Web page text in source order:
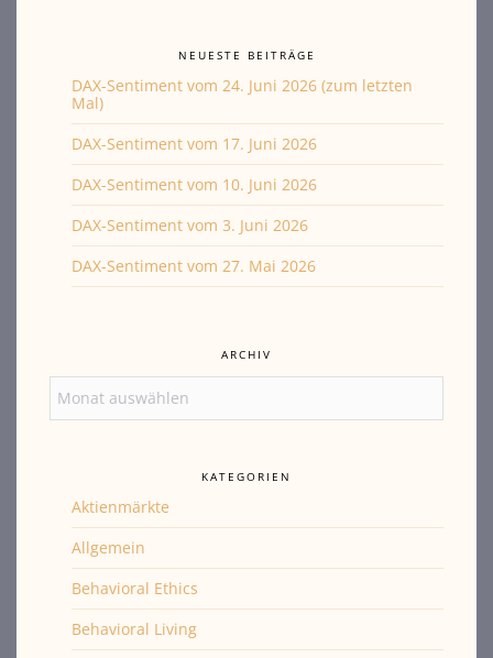
NEUESTE BEITRÄGE
DAX-Sentiment vom 24. Juni 2026 (zum letzten
Mal)
DAX-Sentiment vom 17. Juni 2026
DAX-Sentiment vom 10. Juni 2026
DAX-Sentiment vom 3. Juni 2026
DAX-Sentiment vom 27. Mai 2026
ARCHIV
KATEGORIEN
Aktienmärkte
Allgemein
Behavioral Ethics
Behavioral Living